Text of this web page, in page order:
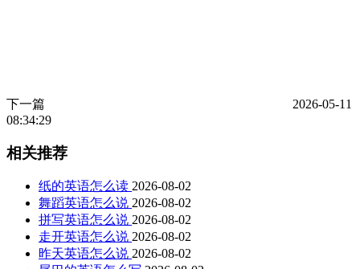
下一篇
2026-05-11
08:34:29
相关推荐
纸的英语怎么读 2026-08-02
舞蹈英语怎么说 2026-08-02
拼写英语怎么说 2026-08-02
走开英语怎么说 2026-08-02
昨天英语怎么说 2026-08-02